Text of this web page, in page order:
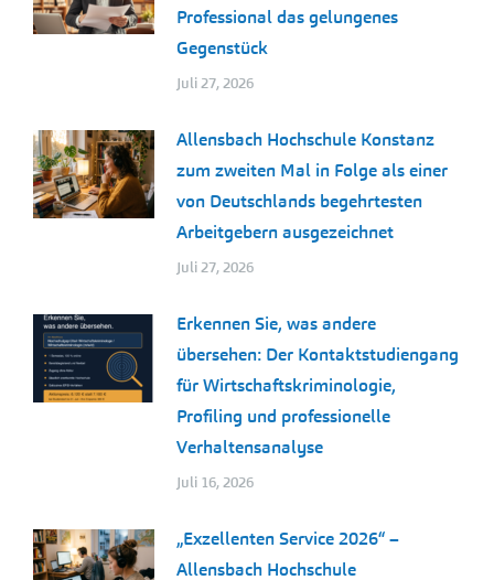
Professional das gelungenes
Gegenstück
Juli 27, 2026
Allensbach Hochschule Konstanz
zum zweiten Mal in Folge als einer
von Deutschlands begehrtesten
Arbeitgebern ausgezeichnet
Juli 27, 2026
Erkennen Sie, was andere
übersehen: Der Kontaktstudiengang
für Wirtschaftskriminologie,
Profiling und professionelle
Verhaltensanalyse
Juli 16, 2026
„Exzellenten Service 2026“ –
Allensbach Hochschule